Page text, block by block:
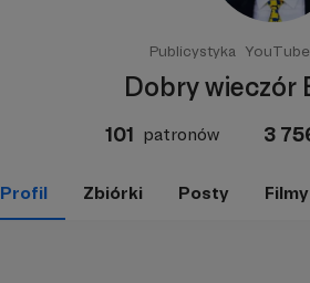
Publicystyka YouTube
Dobry wieczór
101 patronów 3
Profil Zbiórki Posty Filmy